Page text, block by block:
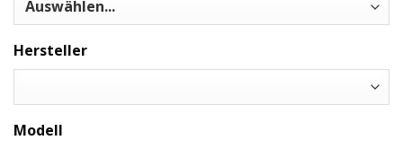
Hersteller
Modell